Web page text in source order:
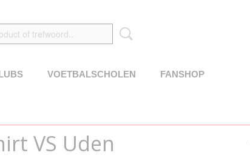
VOETBALSCHOLEN FANSHOP
VS Uden